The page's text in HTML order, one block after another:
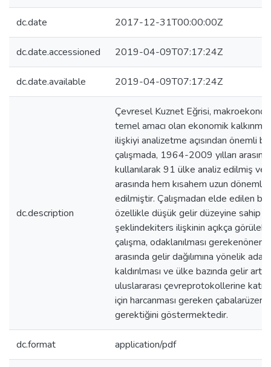
dc.date 2017-12-31T00:00:00Z
dc.date.accessioned 2019-04-09T07:17:24Z
dc.date.available 2019-04-09T07:17:24Z
dc.description
Çevresel Kuznet Eğrisi,
temel amacı olan ekonomik kalkınma
ilişkiyi analizetme açısından önemli
çalışmada, 1964-2009 yılları
kullanılarak 91 ülke analiz edilmiş ve
arasında hem kısahem uzun
edilmiştir. Çalışmadan elde edilen
özellikle düşük gelir düzeyine sahip
şeklindekiters ilişkinin açıkça
çalışma, odaklanılması
arasında gelir dağılımına yönelik
kaldırılması ve ülke bazında gelir
uluslararası çevreprotokollerine katılım
için harcanması gereken
gerektiğini göstermektedir.
dc.format application/pdf